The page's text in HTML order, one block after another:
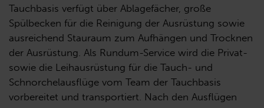
Tauchbasis verfügt über Ablagefächer, große
Spülbecken für die Reinigung der Ausrüstung sowie
ausreichend Stauraum zum Aufhängen und Trocknen
der Ausrüstung. Als Rundum-Service wird die Privat-
sowie die Leihausrüstung für die Tauch- und
Schnorchelausflüge vom Team der Tauchbasis
vorbereitet und transportiert. Nach den Ausflügen